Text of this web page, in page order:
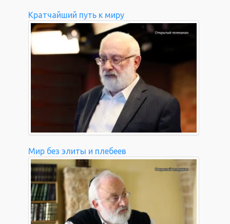
Кратчайший путь к миру
Мир без элиты и плебеев